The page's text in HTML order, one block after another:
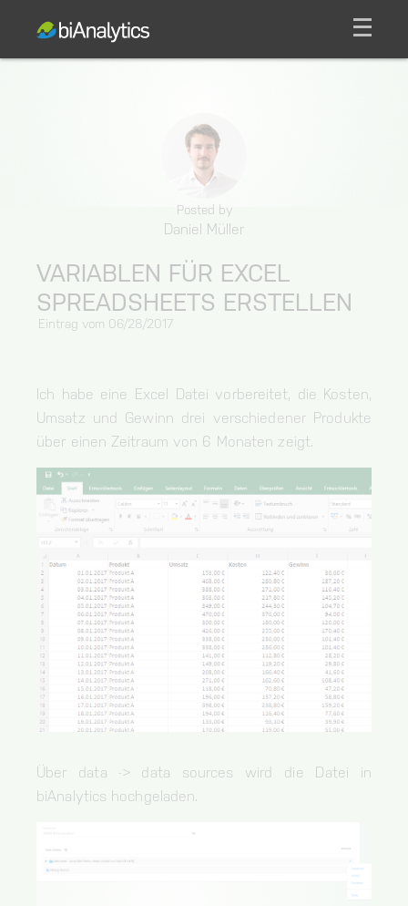
Posted by
Daniel Müller
VARIABLEN FÜR EXCEL
SPREADSHEETS ERSTELLEN
Eintrag vom 06/28/2017
Ich habe eine Excel Datei vorbereitet, die Kosten,
Umsatz und Gewinn drei verschiedener Produkte
über einen Zeitraum von 6 Monaten zeigt.
Über data -> data sources wird die Datei in
biAnalytics hochgeladen.